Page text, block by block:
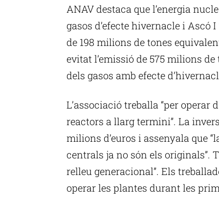
ANAV destaca que l’energia
gasos d’efecte hivernacle i Ascó
de 198 milions de tones
evitat l’emissió de 575 milions de
dels gasos amb efecte
L’associació treballa “per operar
reactors a llarg termini”. La
milions d’euros i assenyala que
centrals ja no són els originals”.
relleu generacional”. Els
operar les plantes durant les